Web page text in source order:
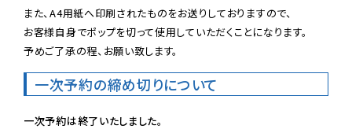
また、A4用紙へ印刷されたものをお送りしておりますので、
お客様自身でポップを切って使用していただくことになります。
予めご了承の程、お願い致します。
一次予約の締め切りについて
一次予約は終了いたしました。